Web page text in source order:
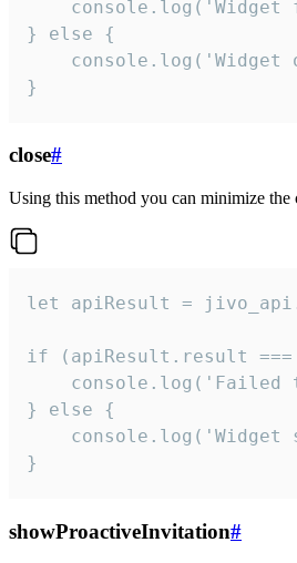
console.log('Widget
} else {
console.log('Widget
}
close#
Using this method you can minimize the
let apiResult =
if (apiResult.result
console.log('Failed
} else {
console.log('Widget
}
showProactiveInvitation#